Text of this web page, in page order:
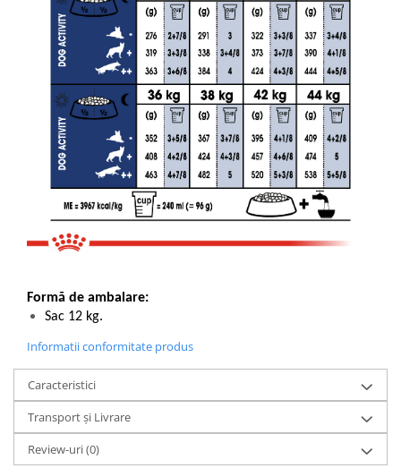
Formă de ambalare:
Sac 12 kg.
Informatii conformitate produs
Caracteristici
Transport și Livrare
Review-uri(0)